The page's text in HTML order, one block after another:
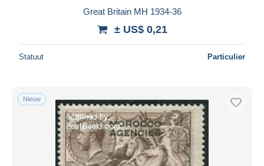
Great Britain MH 1934-36
± US$ 0,21
Statuut Particulier
Nieuw